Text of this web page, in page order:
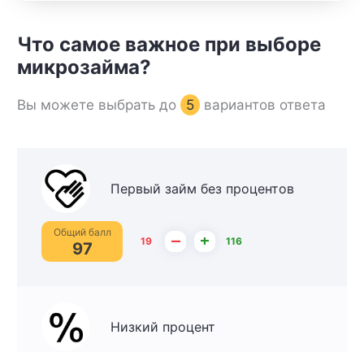
Что самое важное при выборе
микрозайма?
Вы можете выбрать до 5 вариантов ответа
Первый займ без процентов
Общий балл
97 19 – + 116
Низкий процент